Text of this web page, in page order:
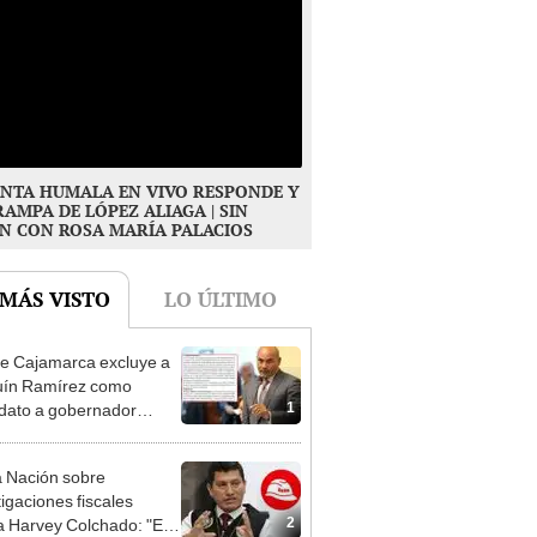
HUMALA EN VIVO RESPONDE Y
DE LÓPEZ ALIAGA | SIN
CON ROSA MARÍA PALACIOS
VISTO LO ÚLTIMO
1
Cajamarca excluye a
Ramírez como
a gobernador
2
Nación sobre
fiscales
Harvey Colchado: "El